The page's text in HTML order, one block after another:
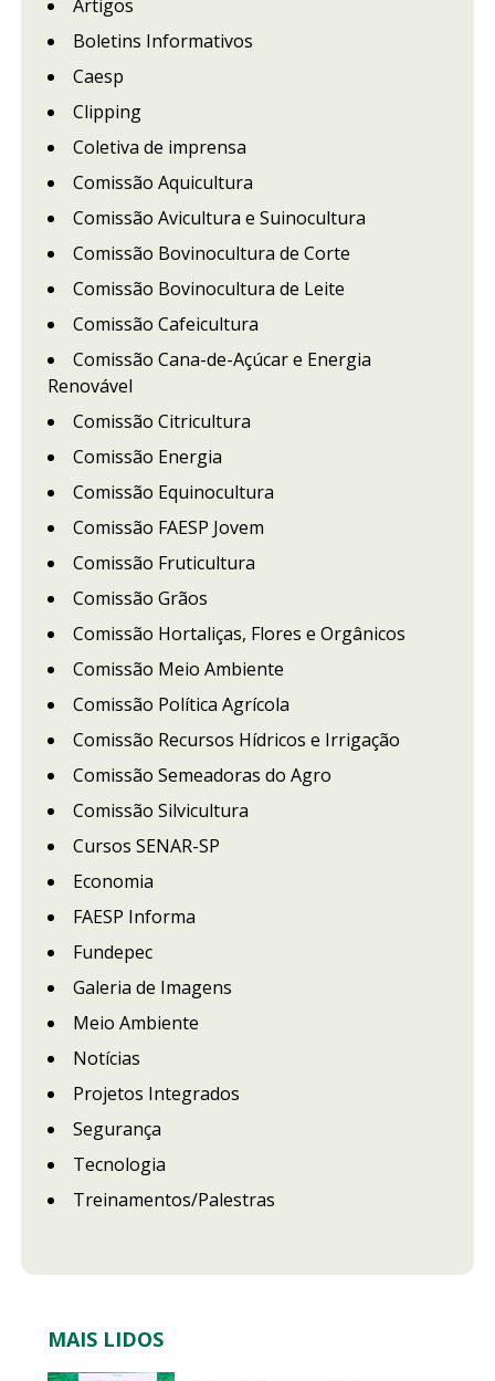
Artigos
Boletins Informativos
Caesp
Clipping
Coletiva de imprensa
Comissão Aquicultura
Comissão Avicultura e Suinocultura
Comissão Bovinocultura de Corte
Comissão Bovinocultura de Leite
Comissão Cafeicultura
Comissão Cana-de-Açúcar e Energia
Renovável
Comissão Citricultura
Comissão Energia
Comissão Equinocultura
Comissão FAESP Jovem
Comissão Fruticultura
Comissão Grãos
Comissão Hortaliças, Flores e Orgânicos
Comissão Meio Ambiente
Comissão Política Agrícola
Comissão Recursos Hídricos e Irrigação
Comissão Semeadoras do Agro
Comissão Silvicultura
Cursos SENAR-SP
Economia
FAESP Informa
Fundepec
Galeria de Imagens
Meio Ambiente
Notícias
Projetos Integrados
Segurança
Tecnologia
Treinamentos/Palestras
MAIS LIDOS